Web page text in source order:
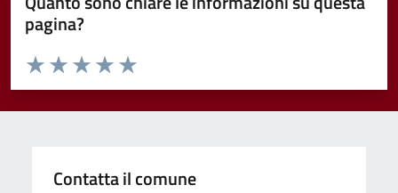
pagina?
Valuta da 1 a 5 stelle la pagina
Valuta 5 stelle su 5
Valuta 4 stelle su 5
Valuta 3 stelle su 5
Valuta 2 stelle su 5
Valuta 1 stelle su 5
Contatta il comune